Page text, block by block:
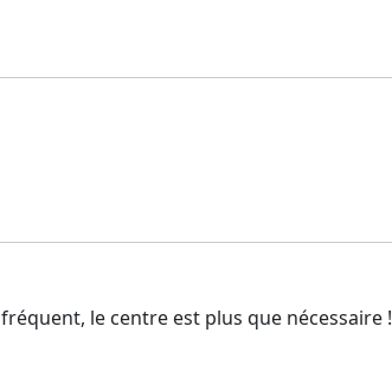
le centre est plus que nécessaire !